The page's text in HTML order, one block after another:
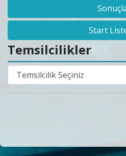
Start
Temsilcilikler